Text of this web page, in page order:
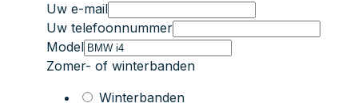
Uw e-mail
Uw telefoonnummer
Model
Zomer- of winterbanden
Winterbanden